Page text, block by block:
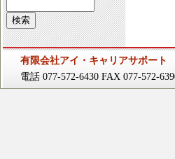
有限会社アイ・キャリアサポート
電話 077-572-6430 FAX 077-572-